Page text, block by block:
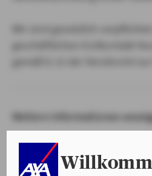
Weitere Informationen